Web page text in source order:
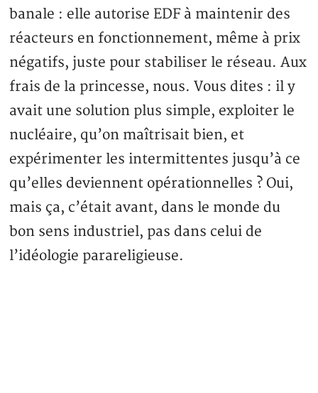
banale : elle autorise EDF à maintenir des
réacteurs en fonctionnement, même à prix
négatifs, juste pour stabiliser le réseau. Aux
frais de la princesse, nous. Vous dites : il y
avait une solution plus simple, exploiter le
nucléaire, qu’on maîtrisait bien, et
expérimenter les intermittentes jusqu’à ce
qu’elles deviennent opérationnelles ? Oui,
mais ça, c’était avant, dans le monde du
bon sens industriel, pas dans celui de
l’idéologie parareligieuse.